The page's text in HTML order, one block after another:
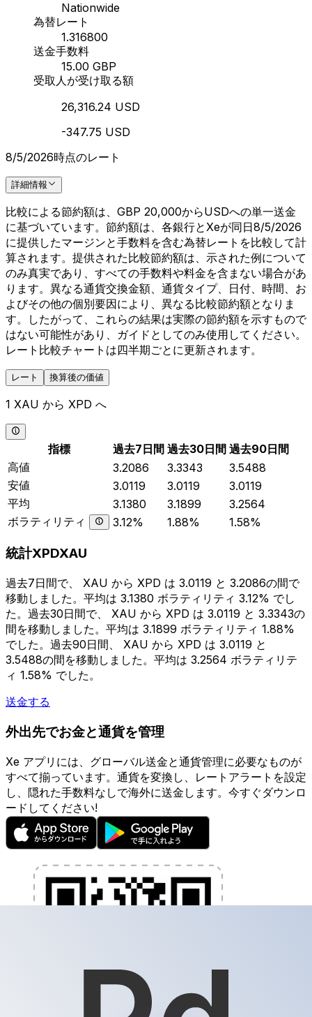
Nationwide
為替レート
1.316800
送金手数料
15.00 GBP
受取人が受け取る額
26,316.24 USD
-347.75 USD
8/5/2026時点のレート
詳細情報
比較による節約額は、GBP 20,000からUSDへの単一送金
に基づいています。節約額は、各銀行とXeが同日8/5/2026
に提供したマージンと手数料を含む為替レートを比較して計
算されます。提供された比較節約額は、示された例について
のみ真実であり、すべての手数料や料金を含まない場合があ
ります。異なる通貨交換金額、通貨タイプ、日付、時間、お
よびその他の個別要因により、異なる比較節約額となりま
す。したがって、これらの結果は実際の節約額を示すもので
はない可能性があり、ガイドとしてのみ使用してください。
レート比較チャートは四半期ごとに更新されます。
レート 換算後の価値
1 XAU から XPD へ
指標 過去7日間 過去30日間 過去90日間
高値
3.2086 3.3343
3.5488
安値
3.0119 3.0119
3.0119
平均
3.1380 3.1899
3.2564
ボラティリティ
3.12% 1.88% 1.58%
統計XPDXAU
過去7日間で、 XAU から XPD は 3.0119 と 3.2086の間で
移動しました。平均は 3.1380 ボラティリティ 3.12% でし
た。過去30日間で、 XAU から XPD は 3.0119 と 3.3343の
間を移動しました。平均は 3.1899 ボラティリティ 1.88%
でした。過去90日間、 XAU から XPD は 3.0119 と
3.5488の間を移動しました。平均は 3.2564 ボラティリテ
ィ 1.58% でした。
送金する
外出先でお金と通貨を管理
Xe アプリには、グローバル送金と通貨管理に必要なものが
すべて揃っています。通貨を変換し、レートアラートを設定
し、隠れた手数料なしで海外に送金します。今すぐダウンロ
ードしてください!